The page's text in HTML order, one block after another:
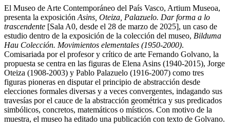
El Museo de Arte Contemporáneo del País Vasco, Artium Museoa,
presenta la exposición Asins, Oteiza, Palazuelo. Dar forma a lo
trascendente [Sala A0, desde el 28 de marzo de 2025], un caso de
estudio dentro de la exposición de la colección del museo, Bilduma
Hau Colección. Movimientos elementales (1950-2000).
Comisariada por el profesor y crítico de arte Fernando Golvano, la
propuesta se centra en las figuras de Elena Asins (1940-2015), Jorge
Oteiza (1908-2003) y Pablo Palazuelo (1916-2007) como tres
figuras pioneras en disputar el principio de abstracción desde
elecciones formales diversas y a veces convergentes, indagando sus
travesías por el cauce de la abstracción geométrica y sus predicados
simbólicos, concretos, matemáticos o místicos. Con motivo de la
muestra, el museo ha editado una publicación con texto de Golvano.